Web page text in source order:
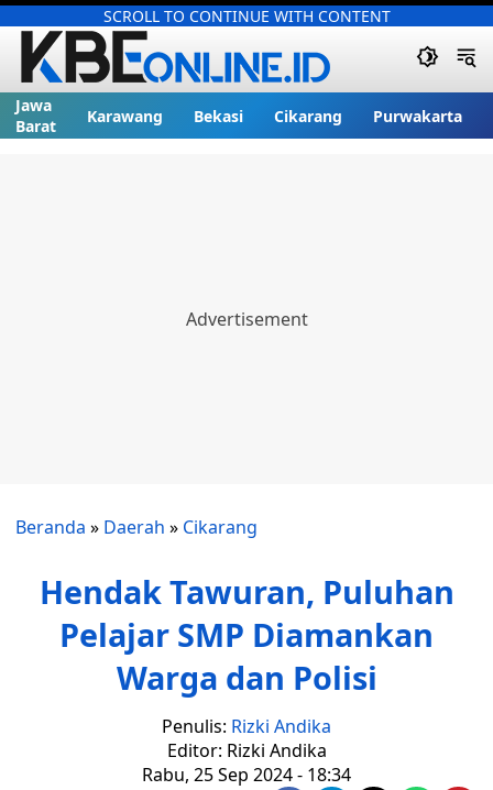
SCROLL TO CONTINUE WITH CONTENT
Jawa
Barat
Karawang Bekasi Cikarang Purwakarta
Beranda » Daerah » Cikarang
Hendak Tawuran, Puluhan
Pelajar SMP Diamankan
Warga dan Polisi
Penulis: Rizki Andika
Editor: Rizki Andika
Rabu, 25 Sep 2024 - 18:34